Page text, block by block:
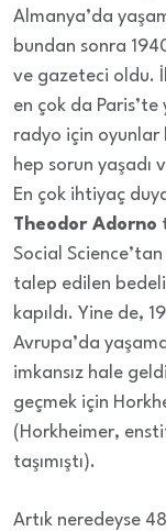
Almanya’da
bundan sonra
ve gazeteci oldu.
en çok da
radyo için oyunlar
hep sorun yaşadı
En çok ihtiyaç
Theodor Adorno
Social
talep edilen
kapıldı. Yine de,
Avrupa’da
imkansız hale
geçmek için
(Horkheimer,
taşımıştı).
Artık neredeyse